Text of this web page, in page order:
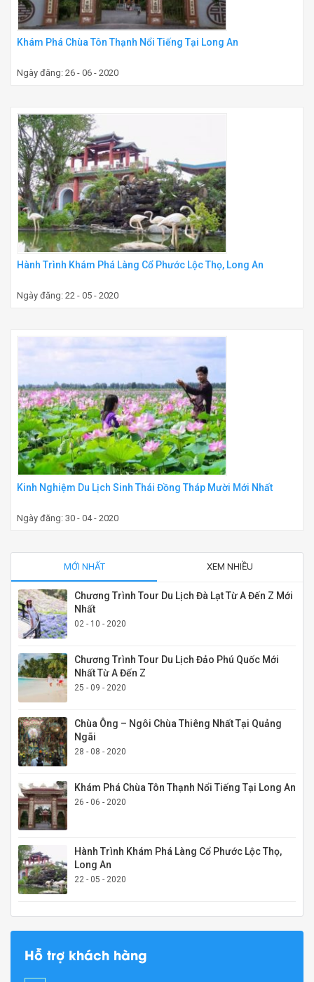
Khám Phá Chùa Tôn Thạnh Nổi Tiếng Tại Long An
Ngày đăng: 26 - 06 - 2020
Hành Trình Khám Phá Làng Cổ Phước Lộc Thọ, Long An
Ngày đăng: 22 - 05 - 2020
Kinh Nghiệm Du Lịch Sinh Thái Đồng Tháp Mười Mới Nhất
Ngày đăng: 30 - 04 - 2020
MỚI NHẤT XEM NHIỀU
Chương Trình Tour Du Lịch Đà Lạt Từ A Đến Z Mới
Nhất
02 - 10 - 2020
Chương Trình Tour Du Lịch Đảo Phú Quốc Mới
Nhất Từ A Đến Z
25 - 09 - 2020
Chùa Ông – Ngôi Chùa Thiêng Nhất Tại Quảng
Ngãi
28 - 08 - 2020
Khám Phá Chùa Tôn Thạnh Nổi Tiếng Tại Long An
26 - 06 - 2020
Hành Trình Khám Phá Làng Cổ Phước Lộc Thọ,
Long An
22 - 05 - 2020
Hỗ trợ khách hàng